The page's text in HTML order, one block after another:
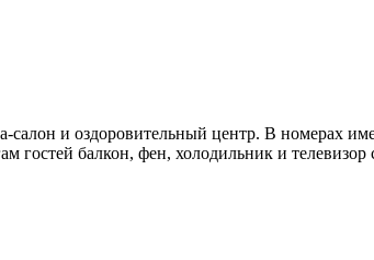
и оздоровительный центр. В номерах
гостей балкон, фен, холодильник и телевизор